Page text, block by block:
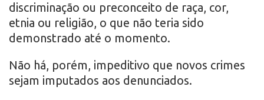
discriminação ou preconceito de raça, cor,
etnia ou religião, o que não teria sido
demonstrado até o momento.
Não há, porém, impeditivo que novos crimes
sejam imputados aos denunciados.